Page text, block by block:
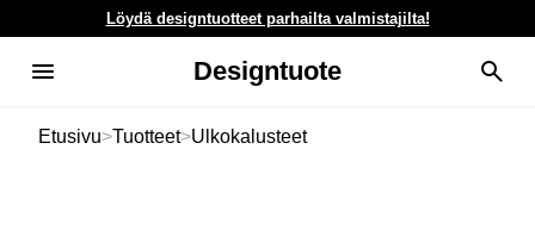
Löydä designtuotteet parhailta valmistajilta!
Designtuote
Etusivu>Tuotteet>Ulkokalusteet